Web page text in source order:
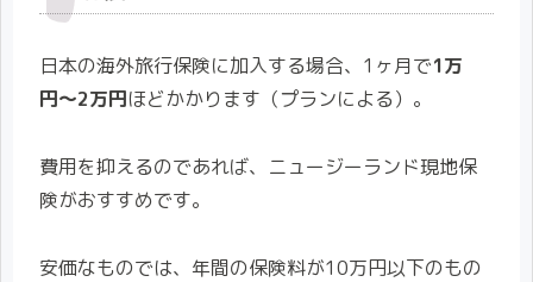
日本の海外旅行保険に加入する場合、1ヶ月で1万
円〜2万円ほどかかります（プランによる）。
費用を抑えるのであれば、ニュージーランド現地保
険がおすすめです。
安価なものでは、年間の保険料が10万円以下のもの